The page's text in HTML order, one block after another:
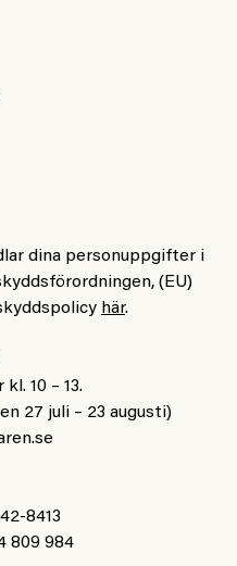
dina personuppgifter i
(EU)
här.
10 – 13.
27 juli – 23 augusti)
8413
809 984